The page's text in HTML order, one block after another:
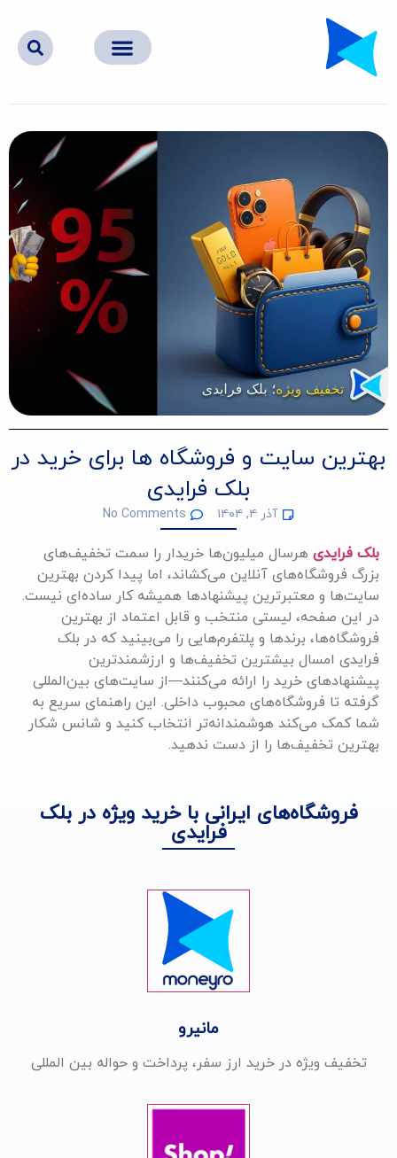
بهترین سایت و فروشگاه ها برای خرید در
بلک فرایدی
آذر ۴, ۱۴۰۴ No Comments
بلک فرایدی هرسال میلیون‌ها خریدار را سمت تخفیف‌های
بزرگ فروشگاه‌های آنلاین می‌کشاند، اما پیدا کردن بهترین
سایت‌ها و معتبرترین پیشنهادها همیشه کار ساده‌ای نیست.
در این صفحه، لیستی منتخب و قابل اعتماد از بهترین
فروشگاه‌ها، برندها و پلتفرم‌هایی را می‌بینید که در بلک
فرایدی امسال بیشترین تخفیف‌ها و ارزشمندترین
پیشنهادهای خرید را ارائه می‌کنند—از سایت‌های بین‌المللی
گرفته تا فروشگاه‌های محبوب داخلی. این راهنمای سریع به
شما کمک می‌کند هوشمندانه‌تر انتخاب کنید و شانس شکار
بهترین تخفیف‌ها را از دست ندهید.
فروشگاه‌های ایرانی با خرید ویژه در بلک
فرایدی
مانیرو
تخفیف ویژه در خرید ارز سفر، پرداخت و حواله بین المللی